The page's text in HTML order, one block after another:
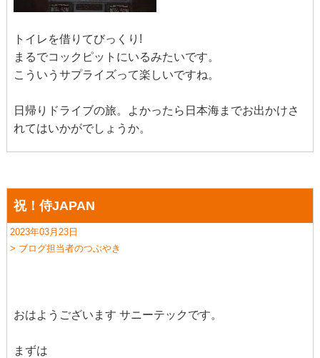
トイレを借りてびっくり!
まるでコックピットにいるみたいです。
こういうサプライズって楽しいですね。
日帰りドライブの旅。よかったら日本海までお出かけさ
れてはいかがでしょうか。
祝！侍JAPAN
2023年03月23日
> ブログ担当者のつぶやき
おはようございます サニーテックです。
まずは